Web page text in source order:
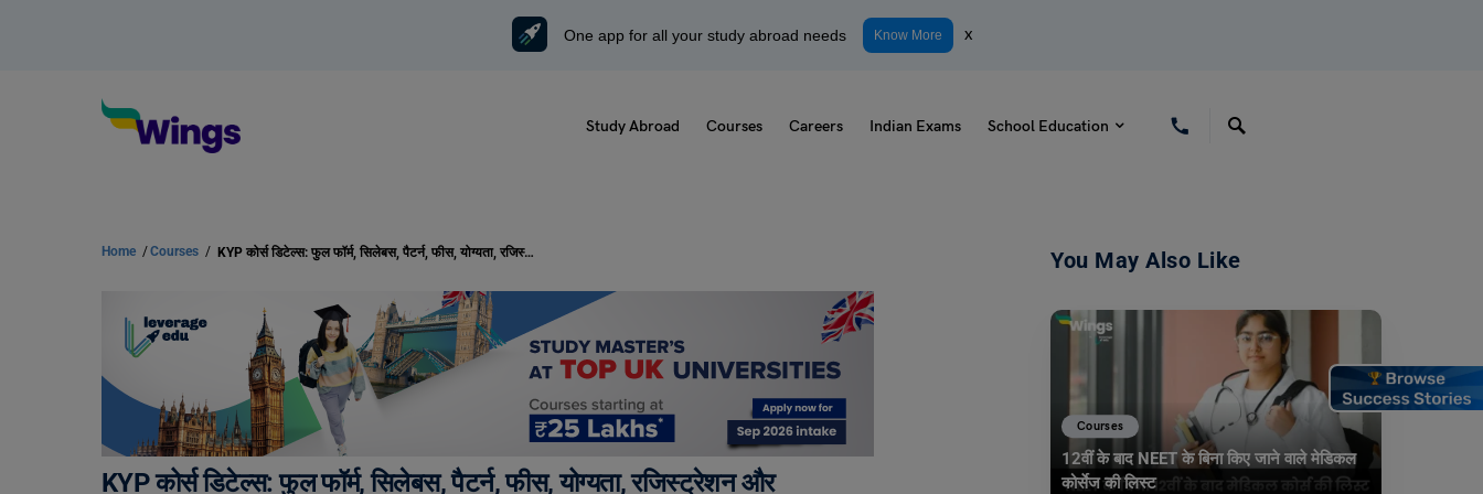
One app for all your study abroad needs Know More x
Study Abroad Courses Careers Indian Exams School Education
Home /Courses / KYP कोर्स डिटेल्स: फुल फॉर्म, सिलेबस, पैटर्न, फीस, योग्यता, रजिस्ट्रेशन और सर्टिफिकेट डाउनलोड प्रोसेस
KYP कोर्स डिटेल्स: फुल फॉर्म, सिलेबस, पैटर्न, फीस, योग्यता, रजिस्ट्रेशन और
You May Also Like
Courses
12वीं के बाद NEET के बिना किए जाने वाले मेडिकल
कोर्सेज की लिस्ट